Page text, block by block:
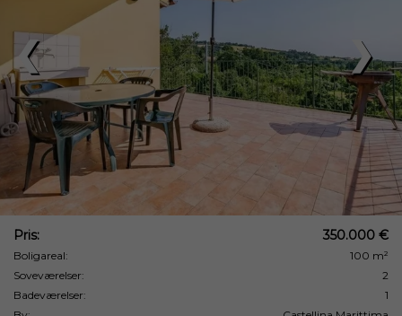
❯
❮
Pris: 350.000 €
Boligareal:
100 m²
Soveværelser:
2
Badeværelser:
1